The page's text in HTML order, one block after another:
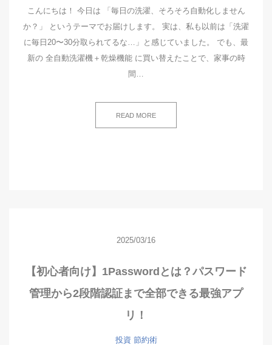
こんにちは！ 今日は 「毎日の洗濯、そろそろ自動化しません
か？」 というテーマでお届けします。 実は、私も以前は「洗濯
に毎日20〜30分取られてるな…」と感じていました。 でも、最
新の 全自動洗濯機＋乾燥機能 に買い替えたことで、家事の時
間…
READ MORE
2025/03/16
【初心者向け】1Passwordとは？パスワード
管理から2段階認証まで全部できる最強アプ
リ！
投資 節約術